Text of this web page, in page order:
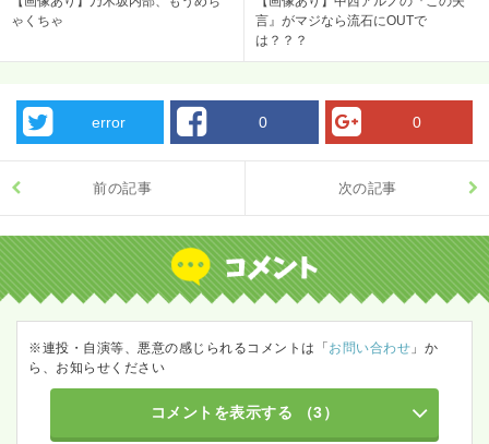
ゃくちゃ
言』がマジなら流石にOUTで
は？？？
error 0 0
前の記事 次の記事
※連投・自演等、悪意の感じられるコメントは「お問い合わせ 」か
ら、お知らせください
コメントを表示する （3）